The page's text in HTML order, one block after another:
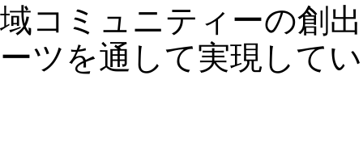
域コミュニティーの創
ーツを通して実現して